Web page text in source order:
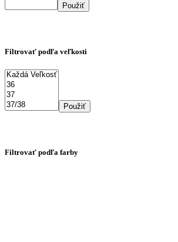
Použiť
Filtrovať podľa veľkosti
Použiť
Filtrovať podľa farby